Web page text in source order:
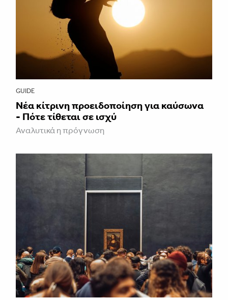
GUIDE
Νέα κίτρινη προειδοποίηση για καύσωνα
- Πότε τίθεται σε ισχύ
Αναλυτικά η πρόγνωση